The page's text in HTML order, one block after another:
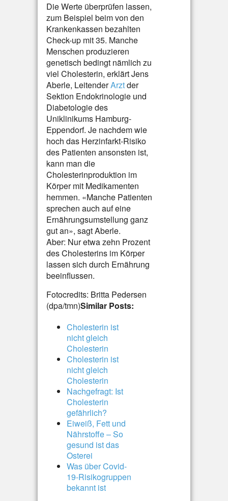
Die Werte überprüfen lassen,
zum Beispiel beim von den
Krankenkassen bezahlten
Check-up mit 35. Manche
Menschen produzieren
genetisch bedingt nämlich zu
viel Cholesterin, erklärt Jens
Aberle, LeitenderArztder
Sektion Endokrinologie und
Diabetologie des
Uniklinikums Hamburg-
Eppendorf. Je nachdem wie
hoch das Herzinfarkt-Risiko
des Patienten ansonsten ist,
kann man die
Cholesterinproduktion im
Körper mit Medikamenten
hemmen. «Manche Patienten
sprechen auch auf eine
Ernährungsumstellung ganz
gut an», sagt Aberle.
Aber: Nur etwa zehn Prozent
des Cholesterins im Körper
lassen sich durch Ernährung
beeinflussen.
Fotocredits: Britta Pedersen
(dpa/tmn)Similar Posts:
Cholesterin ist
nicht gleich
Cholesterin
Cholesterin ist
nicht gleich
Cholesterin
Nachgefragt: Ist
Cholesterin
gefährlich?
Eiweiß, Fett und
Nährstoffe – So
gesund ist das
Osterei
Was über Covid-
19-Risikogruppen
bekannt ist